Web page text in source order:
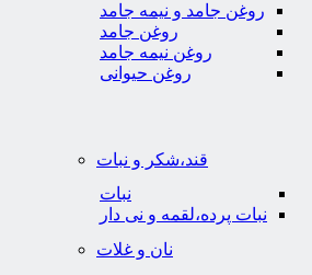
روغن جامد و نیمه جامد
روغن جامد
روغن نیمه جامد
روغن حیوانی
قند،شکر و نبات
نبات
نبات پرده،لقمه و نی دار
نان و غلات